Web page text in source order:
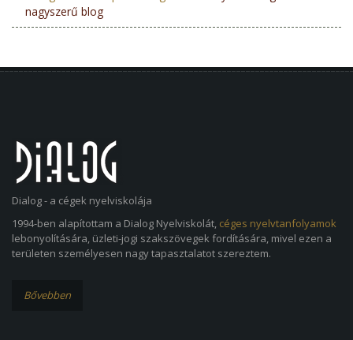
nagyszerű blog
Dialog - a cégek nyelviskolája
1994-ben alapítottam a Dialog Nyelviskolát, céges nyelvtanfolyamok
lebonyolítására, üzleti-jogi szakszövegek fordítására, mivel ezen a
területen személyesen nagy tapasztalatot szereztem.
Bővebben